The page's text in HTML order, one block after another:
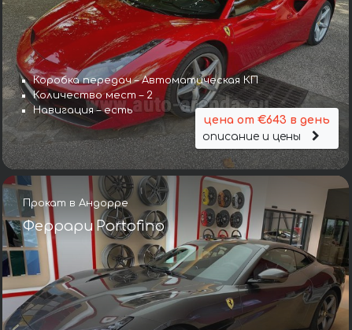
Коробка передач – Автоматическая КП
Количество мест – 2
Навигация – есть
цена от €643 в день
описание и цены
Прокат в Андорре
Феррари Portofino